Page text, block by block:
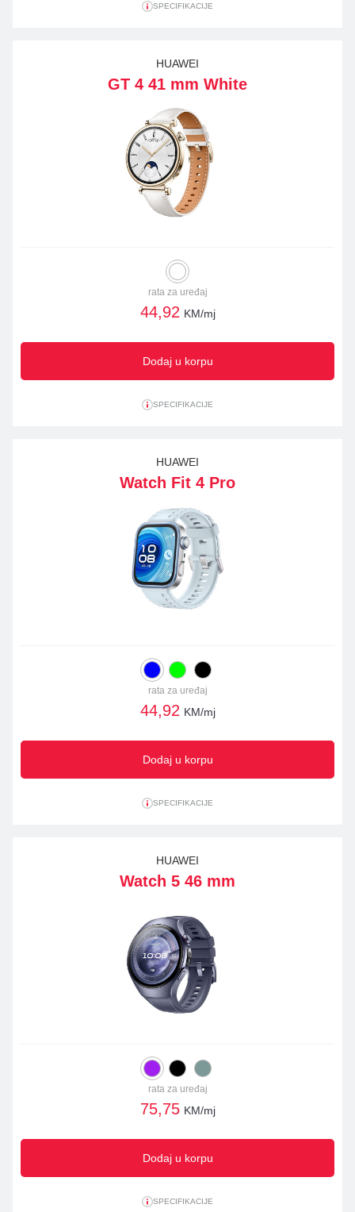
SPECIFIKACIJE
HUAWEI
GT 4 41 mm White
rata za uređaj
44,92 KM/mj
Dodaj u korpu
SPECIFIKACIJE
HUAWEI
Watch Fit 4 Pro
rata za uređaj
44,92 KM/mj
Dodaj u korpu
SPECIFIKACIJE
HUAWEI
Watch 5 46 mm
rata za uređaj
75,75 KM/mj
Dodaj u korpu
SPECIFIKACIJE